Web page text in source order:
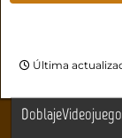
Última